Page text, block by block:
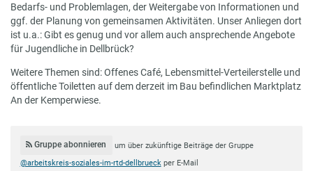
Bedarfs- und Problemlagen, der Weitergabe von Informationen und
ggf. der Planung von gemeinsamen Aktivitäten. Unser Anliegen dort
ist u.a.: Gibt es genug und vor allem auch ansprechende Angebote
für Jugendliche in Dellbrück?
Weitere Themen sind: Offenes Café, Lebensmittel-Verteilerstelle und
öffentliche Toiletten auf dem derzeit im Bau befindlichen Marktplatz
An der Kemperwiese.
Gruppe abonnieren
um über zukünftige Beiträge der Gruppe
@arbeitskreis-soziales-im-rtd-dellbrueckper E-Mail